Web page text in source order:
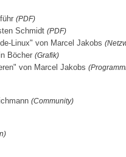
(PDF)
Schmidt (PDF)
Linux" von Marcel Jakobs
Böcher (Grafik)
von Marcel Jakobs
(Community)